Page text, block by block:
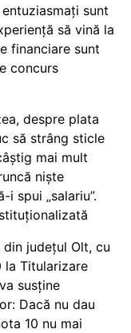
sunt
să vină la
financiare sunt
concurs
despre plata
să strâng sticle
mai mult
niște
spui „salariu”.
județul Olt, cu
la Titularizare
susține
Dacă nu dau
10 nu mai